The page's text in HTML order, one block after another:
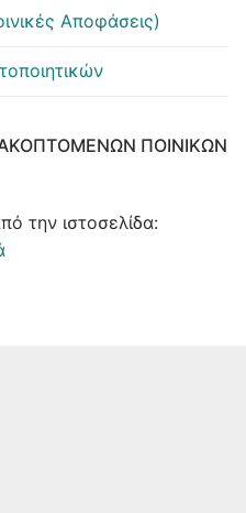
Αποφάσεις)
ΠΟΙΝΙΚΏΝ
την ιστοσελίδα: